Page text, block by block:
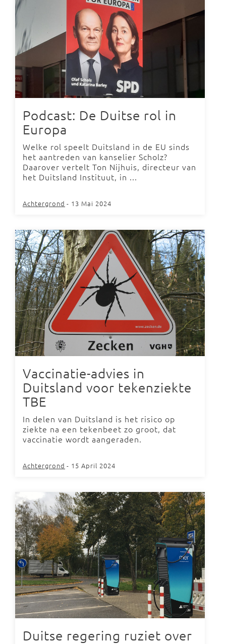
Podcast: De Duitse rol in
Europa
Welke rol speelt Duitsland in de EU sinds
het aantreden van kanselier Scholz?
Daarover vertelt Ton Nijhuis, directeur van
het Duitsland Instituut, in ...
Achtergrond - 13 Mai 2024
Vaccinatie-advies in
Duitsland voor tekenziekte
TBE
In delen van Duitsland is het risico op
ziekte na een tekenbeet zo groot, dat
vaccinatie wordt aangeraden.
Achtergrond - 15 April 2024
Duitse regering ruziet over